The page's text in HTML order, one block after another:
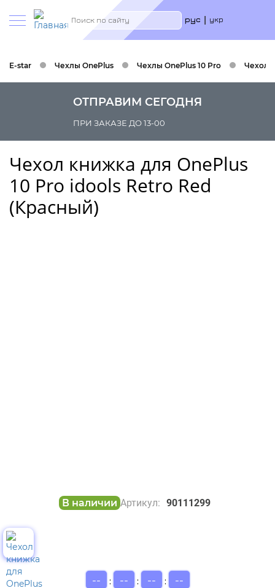
Search рус укр
E-star Чехлы OnePlus Чехлы OnePlus 10 Pro Чехол
ОТПРАВИМ СЕГОДНЯ
ПРИ ЗАКАЗЕ ДО 13-00
Чехол книжка для OnePlus
10 Pro idools Retro Red
(Красный)
В наличии Артикул: 90111299
-- : -- : -- : --